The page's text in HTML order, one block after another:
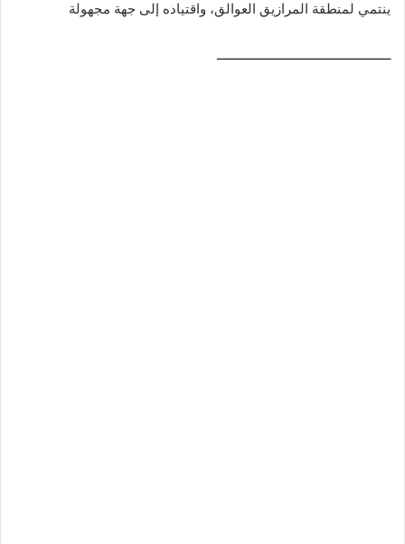
ينتمي لمنطقة المرازيق العوالق، واقتياده إلى جهة مجهولة
ــــــــــــــــــــــــــــــــــــــــــــــــ